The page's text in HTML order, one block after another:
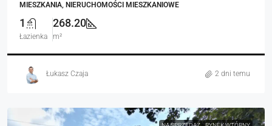
MIESZKANIA, NIERUCHOMOŚCI MIESZKANIOWE
1
Łazienka
268.20
m²
Łukasz Czaja 2 dni temu